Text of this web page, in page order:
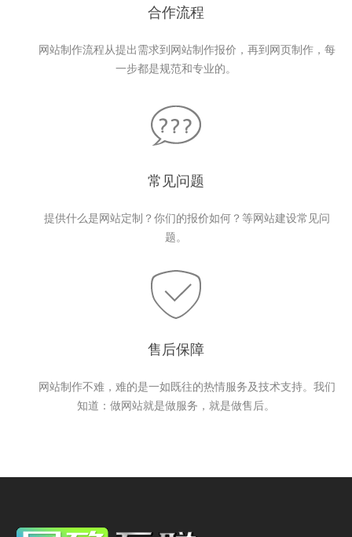
合作流程
网站制作流程从提出需求到网站制作报价，再到网页制作，每
一步都是规范和专业的。
常见问题
提供什么是网站定制？你们的报价如何？等网站建设常见问
题。
售后保障
网站制作不难，难的是一如既往的热情服务及技术支持。我们
知道：做网站就是做服务，就是做售后。